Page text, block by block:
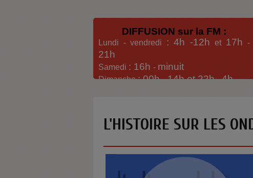
DIFFUSION sur la FM :
Lundi - vendredi : 4h -12h et 17h -
21h
Samedi : 16h - minuit
Dimanche: 00h -14h et 22h-4h
L'HISTOIRE SUR LES